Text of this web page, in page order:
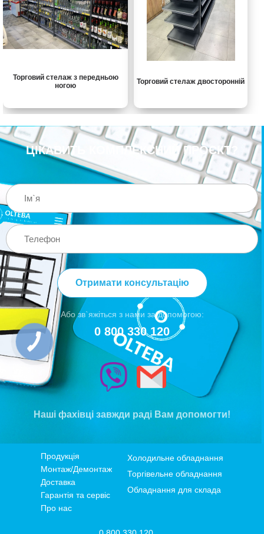
Торговий стелаж з передньою
ногою
Торговий стелаж двосторонній
ЦІКАВИТЬ КОМПЛЕКСНИЙ ПРОЄКТ?
Отримати консультацію
Або зв`яжіться з нами за допомогою:
0 800 330 120
Наші фахівці завжди раді Вам допомогти!
Продукція
Монтаж/Демонтаж
Доставка
Гарантія та сервіс
Про нас
Холодильне обладнання
Торгівельне обладнання
Обладнання для склада